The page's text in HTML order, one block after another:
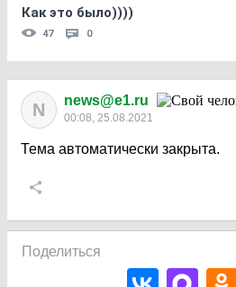
Как это было))))
47 0
N news@e1.ru
00:08, 25.08.2021
Тема автоматически закрыта.
Поделиться